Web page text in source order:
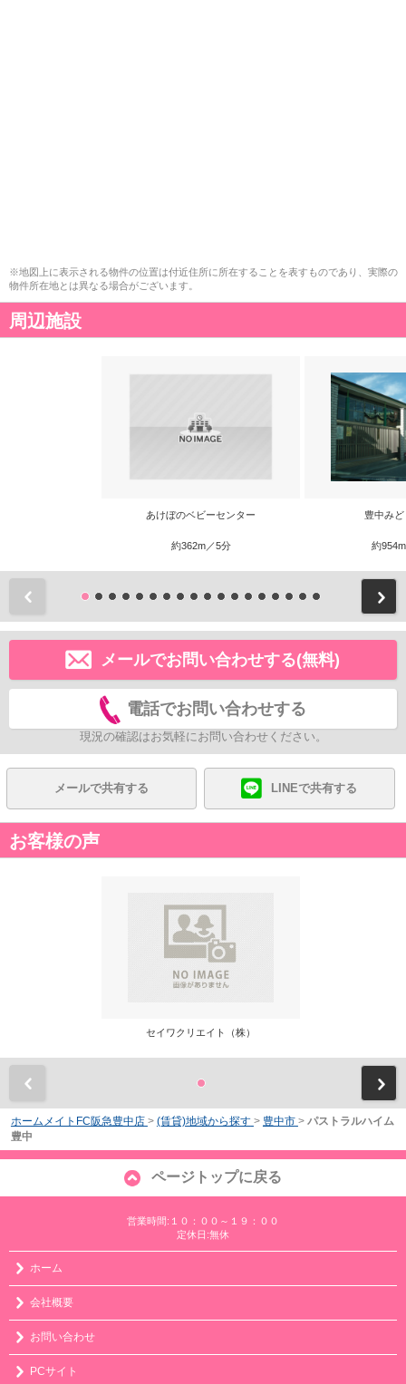
※地図上に表示される物件の位置は付近住所に所在することを表すものであり、実際の
物件所在地とは異なる場合がございます。
周辺施設
あけぼのベビーセンター
約362m／5分
豊中み
約
メールでお問い合わせする(無料)
電話でお問い合わせする
現況の確認はお気軽にお問い合わせください。
メールで共有する LINEで共有する
お客様の声
セイワクリエイト（株）
ホームメイトFC阪急豊中店 > (賃貸)地域から探す > 豊中市 > パストラルハイム
豊中
ページトップに戻る
営業時間:１０：００～１９：００
定休日:無休
ホーム
会社概要
お問い合わせ
PCサイト